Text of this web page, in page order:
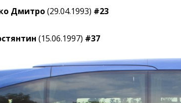
Дмитро(29.04.1993) #23
(15.06.1997) #37